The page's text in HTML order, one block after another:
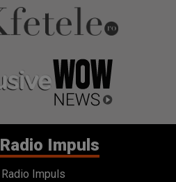
Impuls
Impuls